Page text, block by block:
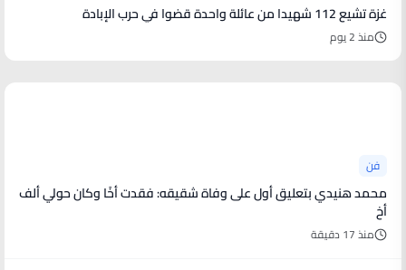
غزة تشيع 112 شهيدا من عائلة واحدة قضوا في حرب الإبادة
منذ 2 يوم
فن
محمد هنيدي بتعليق أول على وفاة شقيقه: فقدت أخًا وكان حولي ألف
أخ
منذ 17 دقيقة